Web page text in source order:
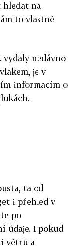
hledat na
to vlastně
nedávno
je v
informacím o
ta od
i přehled v
po
údaje. I pokud
větru a